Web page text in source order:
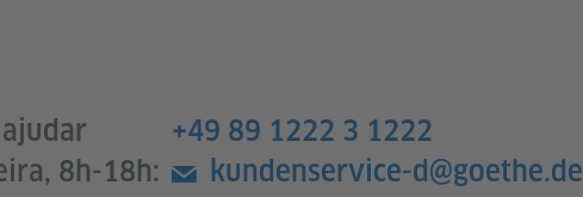
+49 89 1222 3 1222
8h-18h:
kundenservice-d@goethe.de